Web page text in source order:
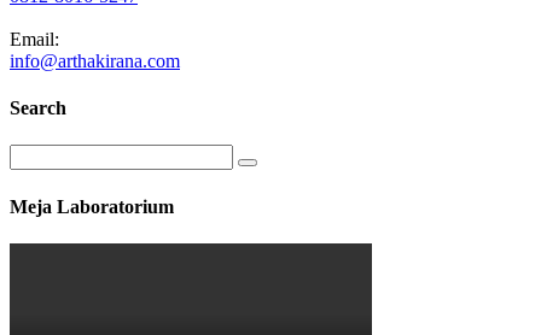
Email:
info@arthakirana.com
Search
Meja Laboratorium